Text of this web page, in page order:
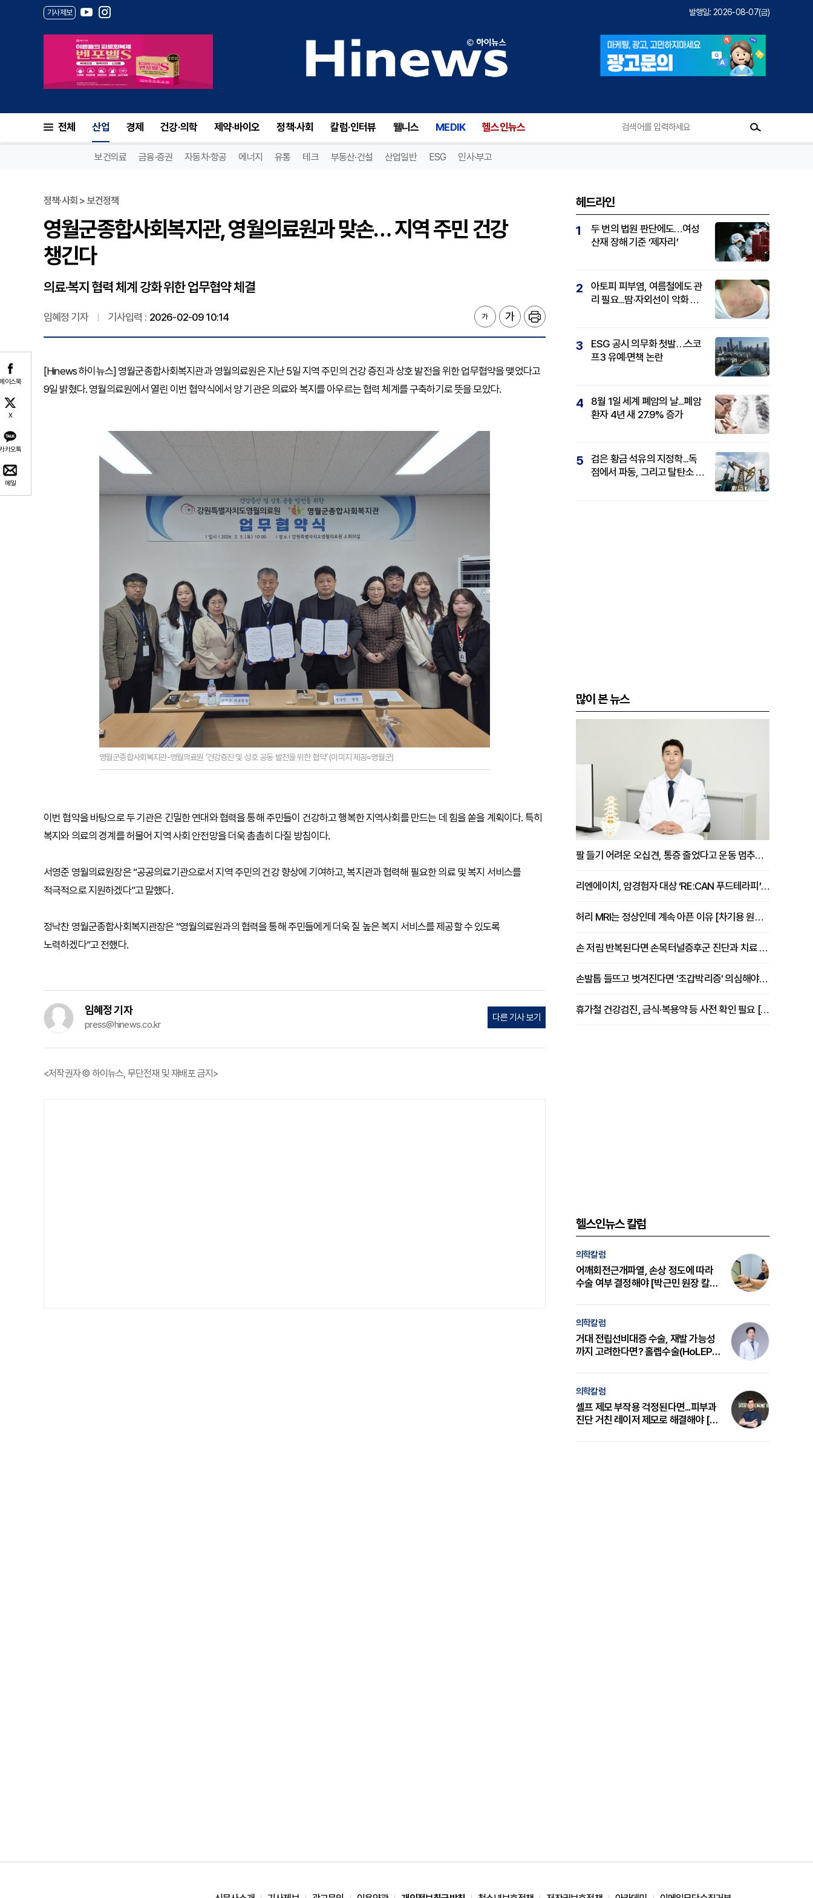
기사제보 발행일: 2026-08-07(금)
전체 산업 경제 건강·의학 제약·바이오 정책·사회 칼럼·인터뷰 웰니스 MEDIK 헬스인뉴스
보건의료 금융·증권 자동차·항공 에너지 유통 테크 부동산·건설 산업일반 ESG 인사·부고
이스북
X
카오톡
메일
정책·사회 > 보건정책
영월군종합사회복지관, 영월의료원과 맞손… 지역 주민 건강
챙긴다
의료·복지 협력 체계 강화 위한 업무협약 체결
임혜정 기자 기사입력 : 2026-02-09 10:14
[Hinews 하이뉴스] 영월군종합사회복지관과 영월의료원은 지난 5일 지역 주민의 건강 증진과 상호 발전을 위한 업무협약을 맺었다고
9일 밝혔다. 영월의료원에서 열린 이번 협약식에서 양 기관은 의료와 복지를 아우르는 협력 체계를 구축하기로 뜻을 모았다.
영월군종합사회복지관-영월의료원 ‘건강증진 및 상호 공동 발전을 위한 협약’ (이미지 제공=영월군)
이번 협약을 바탕으로 두 기관은 긴밀한 연대와 협력을 통해 주민들이 건강하고 행복한 지역사회를 만드는 데 힘을 쏟을 계획이다. 특히
복지와 의료의 경계를 허물어 지역 사회 안전망을 더욱 촘촘히 다질 방침이다.
서영준 영월의료원장은 “공공의료기관으로서 지역 주민의 건강 향상에 기여하고, 복지관과 협력해 필요한 의료 및 복지 서비스를
적극적으로 지원하겠다”고 말했다.
정낙찬 영월군종합사회복지관장은 “영월의료원과의 협력을 통해 주민들에게 더욱 질 높은 복지 서비스를 제공할 수 있도록
노력하겠다”고 전했다.
임혜정 기자
press@hinews.co.kr
다른 기사 보기
<저작권자 © 하이뉴스, 무단전재 및 재배포 금지>
헤드라인
1
두 번의 법원 판단에도…여성
산재 장해 기준 ‘제자리’
2
아토피 피부염, 여름철에도 관
리 필요...땀·자외선이 악화 요
3
ESG 공시 의무화 첫발…스코
프3 유예·면책 논란
4
8월 1일 세계 폐암의 날...폐암
환자 4년 새 27.9% 증가
5
검은 황금 석유의 지정학...독
점에서 파동, 그리고 탈탄소 패
많이 본 뉴스
팔 들기 어려운 오십견, 통증 줄었다고 운동 멈추면 안 되는 이유 [이병욱 원장 칼럼]
리엔에이치, 암경험자 대상 ‘RE:CAN 푸드테라피’ 운영
허리 MRI는 정상인데 계속 아픈 이유 [차기용 원장 칼럼]
손 저림 반복된다면 손목터널증후군 진단과 치료 시기 살펴야 [김동현 원장 칼럼]
손발톱 들뜨고 벗겨진다면 '조갑박리증' 의심해야 [김철윤 원장 칼럼]
휴가철 건강검진, 금식·복용약 등 사전 확인 필요 [정도감 원장 칼럼]
헬스인뉴스 칼럼
의학칼럼
어깨회전근개파열, 손상 정도에 따라
수술 여부 결정해야 [박근민 원장 칼
의학칼럼
거대 전립선비대증 수술, 재발 가능성
까지 고려한다면? 홀렙수술(HoLEP)
의학칼럼
셀프 제모 부작용 걱정된다면...피부과
진단 거친 레이저 제모로 해결해야 [변